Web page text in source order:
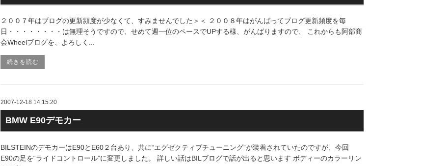
２００７年はブログの更新頻度が少なくて、すみませんでした＞＜ ２００８年はがんばってブログ更新頻度を毎
日・・・・・・・・は無理そうですので、せめて週一位のペースでUPする様、がんばりますので、 これからも阿部商
会Wheelブログを、よろしく...
続きを読む
2007-12-18 14:15:20
BMW E90デモカー
BILSTEINのデモカーはE90とE60２台あり、共に“エグゼクティブチューニング”が装着されていたのですが、今回
E90の足を“ライドコントロール”に変更しました。 詳しい話はBILブログで話が出ると思います ボディーのカラーリン